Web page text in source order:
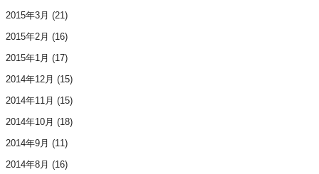
2015年3月 (21)
2015年2月 (16)
2015年1月 (17)
2014年12月 (15)
2014年11月 (15)
2014年10月 (18)
2014年9月 (11)
2014年8月 (16)